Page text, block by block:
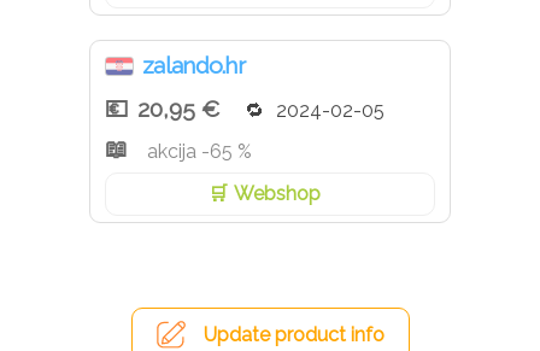
zalando.hr
20,95 €
2024-02-05
akcija -65 %
Webshop
Update product info